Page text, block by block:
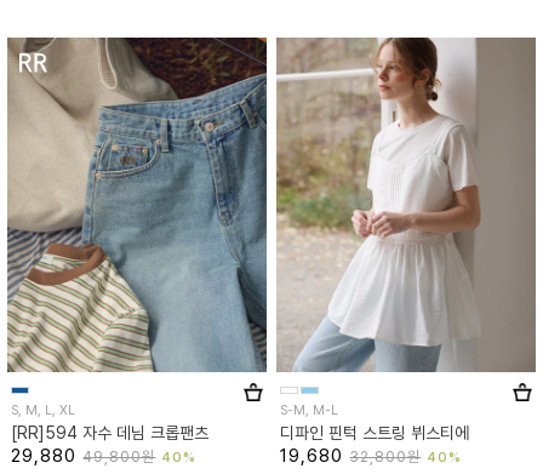
S, M, L, XL
[RR]594 자수 데님 크롭팬츠
29,88049,800원 40%
S-M, M-L
디파인 핀턱 스트링 뷔스티에
19,68032,800원 40%